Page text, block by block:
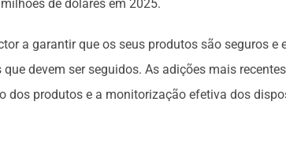
de dólares em 2025.
a garantir que os seus produtos são seguros e
devem ser seguidos. As adições mais
produtos e a monitorização efetiva dos